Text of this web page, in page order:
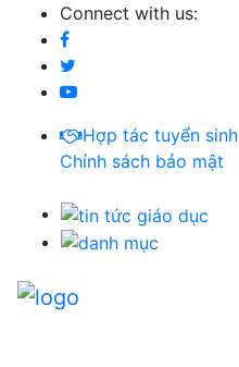
Connect with us:
Hợp tác tuyển sinh
Chính sách bảo mật